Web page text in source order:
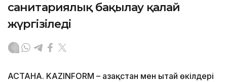
санитариялық бақылау қалай
жүргізіледі
АСТАНА. KAZINFORM – Қазақстан мен Қытай өкілдері